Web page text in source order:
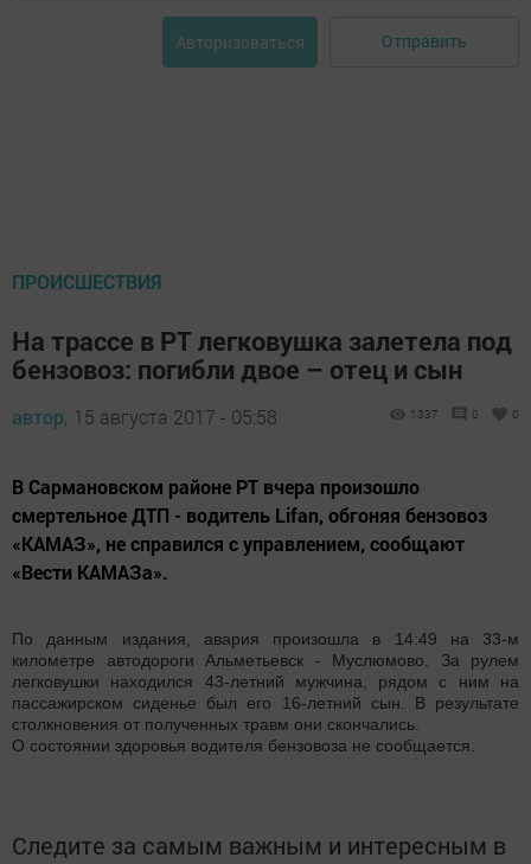
Авторизоваться Отправить
ПРОИСШЕСТВИЯ
На трассе в РТ легковушка залетела под
бензовоз: погибли двое – отец и сын
автор, 15 августа 2017 - 05:58 1337 0 0
В Сармановском районе РТ вчера произошло
смертельное ДТП - водитель Lifan, обгоняя бензовоз
«КАМАЗ», не справился с управлением, сообщают
«Вести КАМАЗа».
По данным издания, авария произошла в 14:49 на 33-м
километре автодороги Альметьевск - Муслюмово. За рулем
легковушки находился 43-летний мужчина, рядом с ним на
пассажирском сиденье был его 16-летний сын. В результате
столкновения от полученных травм они скончались.
О состоянии здоровья водителя бензовоза не сообщается.
Следите за самым важным и интересным в